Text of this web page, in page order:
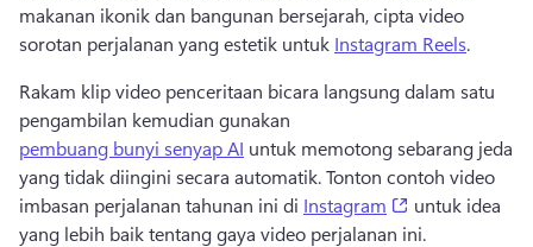
makanan ikonik dan bangunan bersejarah, cipta video
sorotan perjalanan yang estetik untuk Instagram Reels.
Rakam klip video penceritaan bicara langsung dalam satu
pengambilan kemudian gunakan
pembuang bunyi senyap AI untuk memotong sebarang jeda
yang tidak diingini secara automatik. Tonton contoh video
imbasan perjalanan tahunan ini di Instagram (opens in a
untuk idea
yang lebih baik tentang gaya video perjalanan ini.